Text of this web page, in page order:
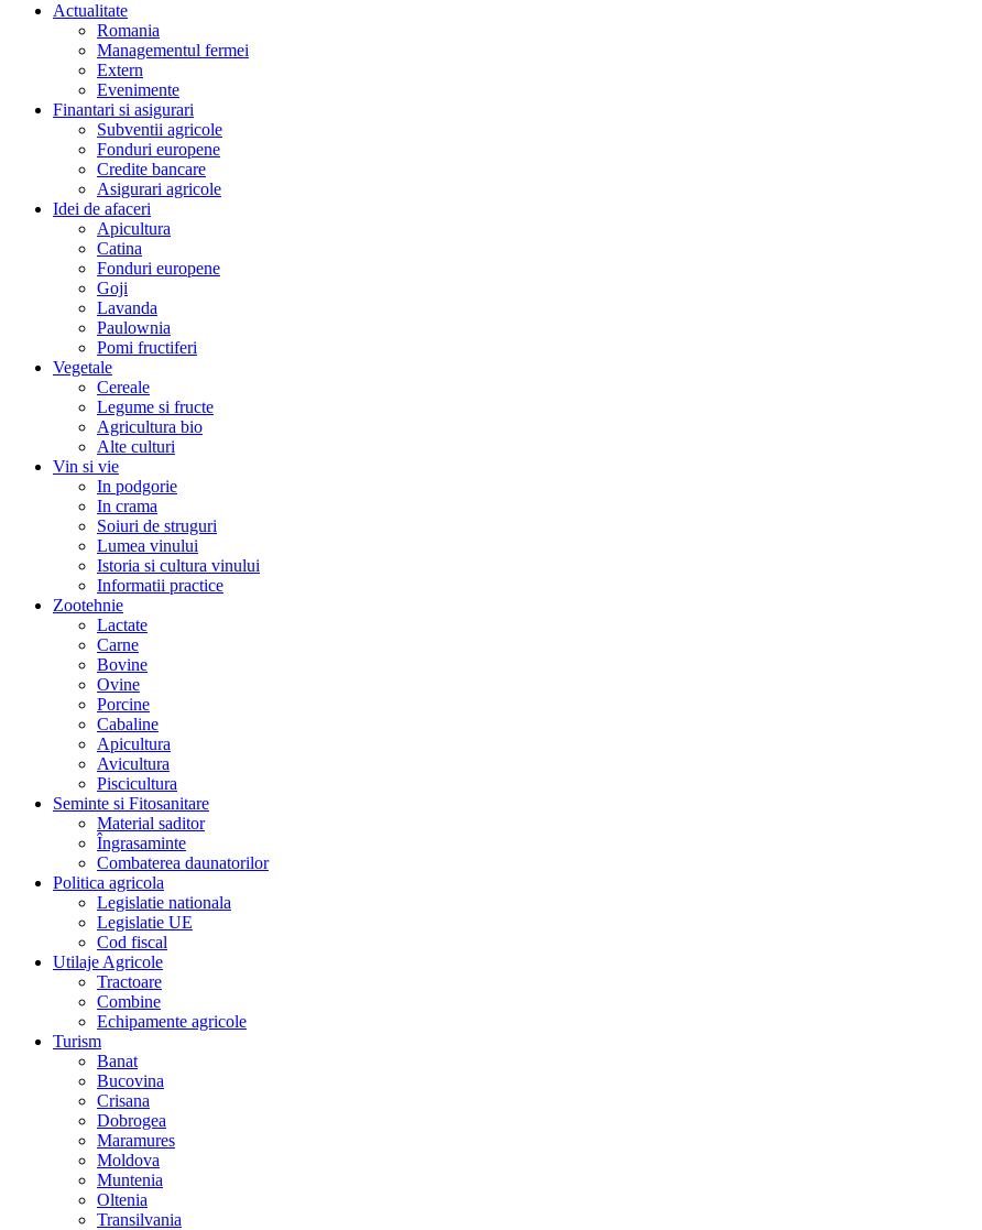
Actualitate
Romania
Managementul fermei
Extern
Evenimente
Finantari si asigurari
Subventii agricole
Fonduri europene
Credite bancare
Asigurari agricole
Idei de afaceri
Apicultura
Catina
Fonduri europene
Goji
Lavanda
Paulownia
Pomi fructiferi
Vegetale
Cereale
Legume si fructe
Agricultura bio
Alte culturi
Vin si vie
In podgorie
In crama
Soiuri de struguri
Lumea vinului
Istoria si cultura vinului
Informatii practice
Zootehnie
Lactate
Carne
Bovine
Ovine
Porcine
Cabaline
Apicultura
Avicultura
Piscicultura
Seminte si Fitosanitare
Material saditor
Îngrasaminte
Combaterea daunatorilor
Politica agricola
Legislatie nationala
Legislatie UE
Cod fiscal
Utilaje Agricole
Tractoare
Combine
Echipamente agricole
Turism
Banat
Bucovina
Crisana
Dobrogea
Maramures
Moldova
Muntenia
Oltenia
Transilvania